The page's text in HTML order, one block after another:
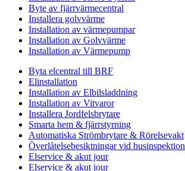
Byte av fjärrvärmecentral
Installera golvvärme
Installation av värmepumpar
Installation av Golvvärme
Installation av Värmepump
Byta elcentral till BRF
Elinstallation
Installation av Elbilsladdning
Installation av Vitvaror
Installera Jordfelsbrytare
Smarta hem & fjärrstyrning
Automatiska Strömbrytare & Rörelsevakt
Överlåtelsebesiktningar vid husinspektion
Elservice & akut jour
Elservice & akut jour